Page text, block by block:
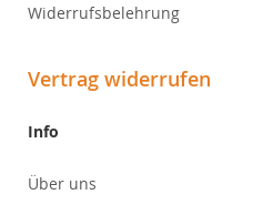
Widerrufsbelehrung
Vertrag widerrufen
Info
Über uns